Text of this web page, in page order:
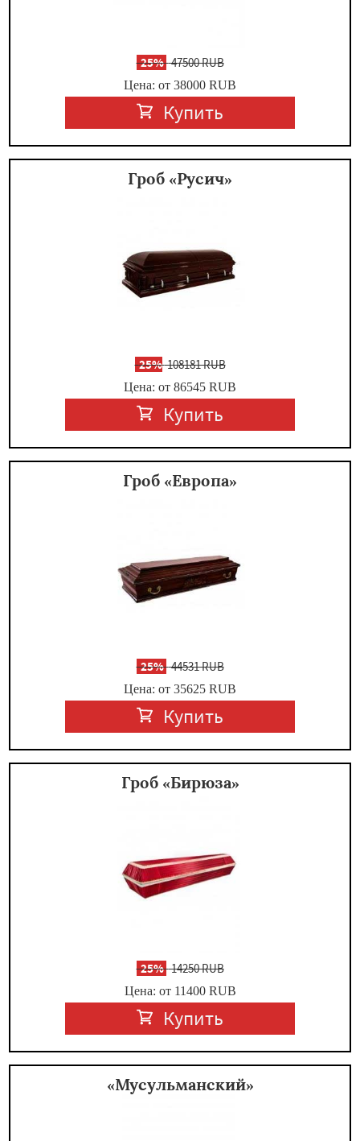
-25%47500 RUB
Цена: от 38000 RUB
Купить
Гроб «Русич»
-25%108181 RUB
Цена: от 86545 RUB
Купить
Гроб «Европа»
-25%44531 RUB
Цена: от 35625 RUB
Купить
Гроб «Бирюза»
-25%14250 RUB
Цена: от 11400 RUB
Купить
«Мусульманский»